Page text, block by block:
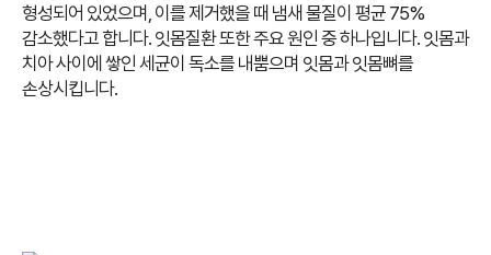
형성되어 있었으며, 이를 제거했을 때 냄새 물질이 평균 75%
감소했다고 합니다. 잇몸질환 또한 주요 원인 중 하나입니다. 잇몸과
치아 사이에 쌓인 세균이 독소를 내뿜으며 잇몸과 잇몸뼈를
손상시킵니다.